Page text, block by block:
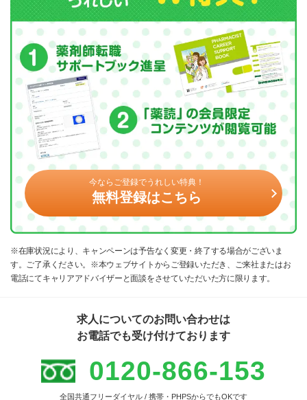
今ならご登録でうれしい特典！
無料登録はこちら
※在庫状況により、キャンペーンは予告なく変更・終了する場合がございま
す。ご了承ください。※本ウェブサイトからご登録いただき、ご来社またはお
電話にてキャリアアドバイザーと面談をさせていただいた方に限ります。
求人についてのお問い合わせは
お電話でも受け付けております
0120-866-153
全国共通フリーダイヤル / 携帯・PHPSからでもOKです